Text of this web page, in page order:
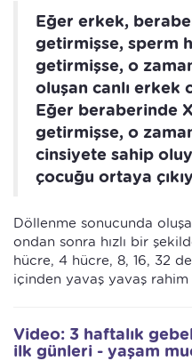
Eğer erkek,
getirmişse, sperm
getirmişse, o
oluşan canlı erkek
Eğer beraberinde
getirmişse, o
cinsiyete sahip
çocuğu ortaya
Döllenme sonucunda
ondan sonra hızlı bir
hücre, 4 hücre, 8, 16, 32
içinden yavaş yavaş
Video: 3 haftalık
ilk günleri - yaşam